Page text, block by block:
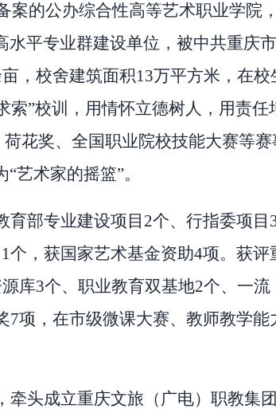
案的公办综合性高等艺术职业学院
平专业群建设单位，被中共重庆市
，校舍建筑面积13万平方米，在校
索”校训，用情怀立德树人，用责任
花奖、全国职业院校技能大赛等
“艺术家的摇篮”。
育部专业建设项目 2个、行指委项目
1个，获国家艺术基金资助4项。获评
库3个、职业教育双基地2个、一流
7项，在市级微课大赛、教师教学能
头成立重庆文旅（广电）职教集